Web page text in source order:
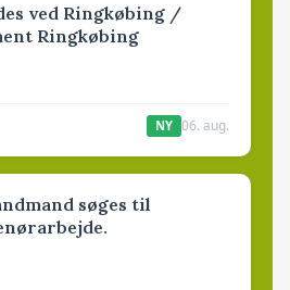
ved Ringkøbing /
Ringkøbing
NY 06. aug.
søges til